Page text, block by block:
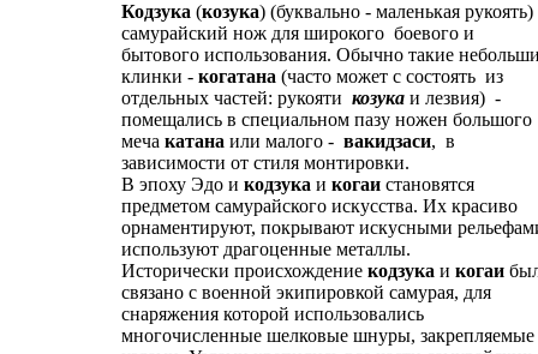
Кодзука (козука) (буквально - маленькая рукоять)
самурайский нож для широкого боевого и
бытового использования. Обычно такие
клинки - когатана (часто может с состоять из
отдельных частей: рукояти козукаи лезвия) -
помещались в специальном пазу ножен большого
меча катана или малого - вакидзаси, в
зависимости от стиля монтировки.
В эпоху Эдо и кодзука и когаистановятся
предметом самурайского искусства. Их красиво
орнаментируют, покрывают искусными
используют драгоценные металлы.
Исторически происхождение кодзука и когаи
связано с военной экипировкой самурая, для
снаряжения которой использовались
многочисленные шелковые шнуры, закрепляемые